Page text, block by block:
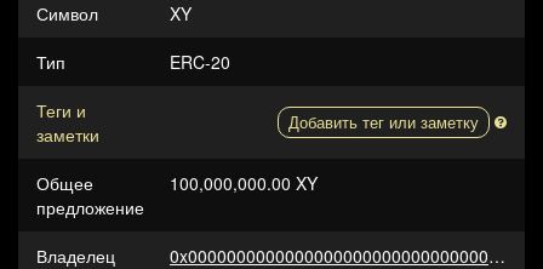
Символ
XY
Тип
ERC-20
Теги и
заметки
Добавить тег или заметку
Общее
предложение
100,000,000.00 XY
Владелец
0x0000000000000000000000000000000000000000